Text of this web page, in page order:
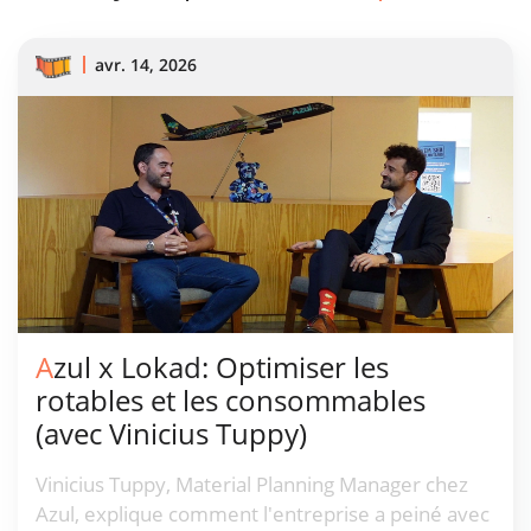
avr. 14, 2026
Azul x Lokad: Optimiser les
rotables et les consommables
(avec Vinicius Tuppy)
Vinicius Tuppy, Material Planning Manager chez
Azul, explique comment l'entreprise a peiné avec